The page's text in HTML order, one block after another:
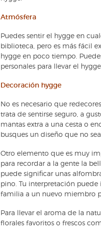
Atmósfera
Puedes sentir el hygge en
biblioteca, pero es más fácil
hygge en poco tiempo.
personales para llevar el
Decoración hygge
No es necesario que
trata de sentirse seguro, a
mantas extra a una cesta o
busques un diseño que no sea
Otro elemento que es muy
para recordar a la gente la
puede significar unas
pino. Tu interpretación puede
familia a un nuevo miembro
Para llevar el aroma de la
florales favoritos o frescos